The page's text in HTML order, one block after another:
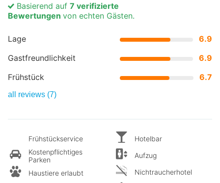
Lage
6.9
Gastfreundlichkeit
6.9
Frühstück
6.7
Basierend auf 7 verifizierte
Bewertungen von echten Gästen.
all reviews (7)
Frühstückservice
Kostenpflichtiges
Parken
Haustiere erlaubt
Hotelbar
Aufzug
Nichtraucherhotel